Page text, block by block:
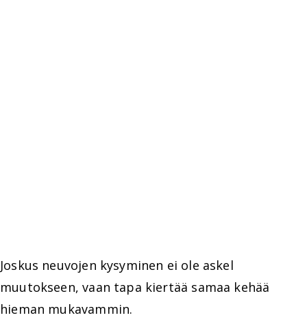
Joskus neuvojen kysyminen ei ole askel
muutokseen, vaan tapa kiertää samaa kehää
hieman mukavammin.